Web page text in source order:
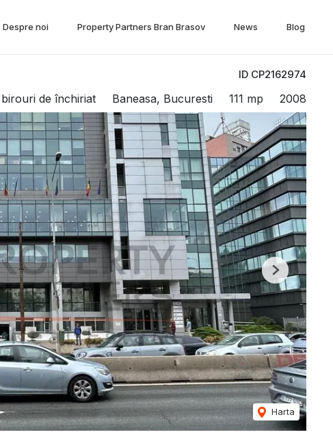
Despre noi Property Partners Bran Brasov News Blog
ID CP2162974
de închiriat Baneasa, Bucuresti 111 mp 2008
Harta
Next